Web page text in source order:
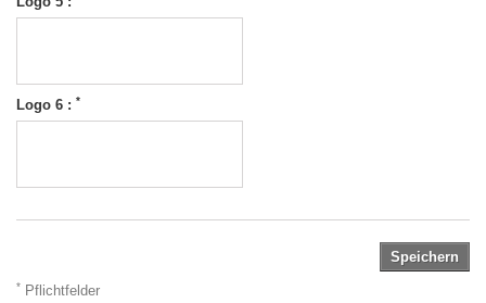
Logo 6 : *
Speichern
* Pflichtfelder